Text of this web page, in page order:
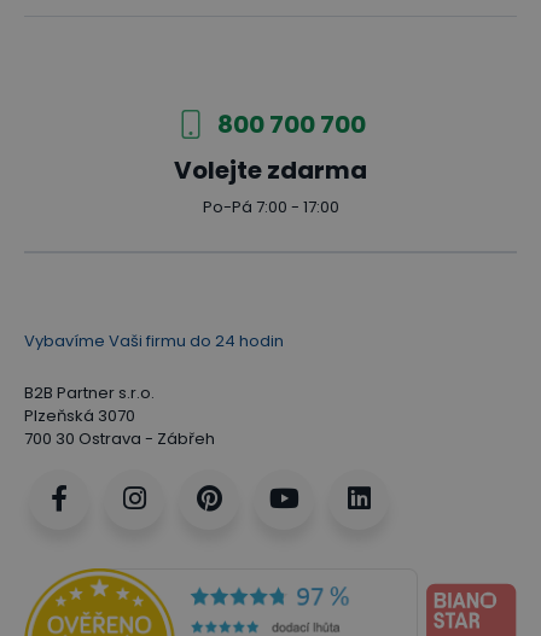
800 700 700
Volejte zdarma
Po-Pá 7:00 - 17:00
Vybavíme Vaši firmu do 24 hodin
B2B Partner s.r.o.
Plzeňská 3070
700 30 Ostrava - Zábřeh